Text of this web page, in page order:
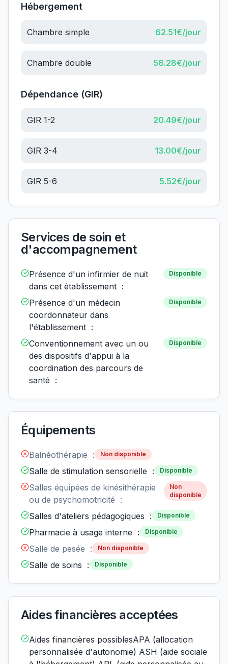
Hébergement
Chambre simple 62.51€/jour
Chambre double 58.28€/jour
Dépendance (GIR)
GIR 1-2 20.49€/jour
GIR 3-4 13.00€/jour
GIR 5-6 5.52€/jour
Services de soin et
d'accompagnement
Présence d'un infirmier de nuit
dans cet établissement :
Disponible
Présence d'un médecin
coordonnateur dans
l'établissement :
Disponible
Conventionnement avec un ou
des dispositifs d'appui à la
coordination des parcours de
santé :
Disponible
Équipements
Balnéothérapie : Non disponible
Salle de stimulation sensorielle : Disponible
Salles équipées de kinésithérapie
ou de psychomotricité :
Non
disponible
Salles d'ateliers pédagogiques : Disponible
Pharmacie à usage interne : Disponible
Salle de pesée : Non disponible
Salle de soins : Disponible
Aides financières acceptées
Aides financières possiblesAPA (allocation
personnalisée d'autonomie) ASH (aide sociale